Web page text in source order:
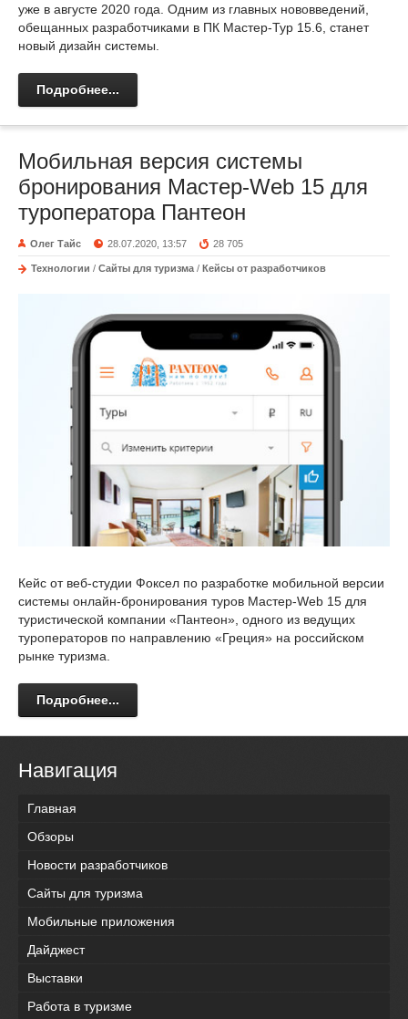
уже в августе 2020 года. Одним из главных нововведений,
обещанных разработчиками в ПК Мастер-Тур 15.6, станет
новый дизайн системы.
Подробнее...
Мобильная версия системы
бронирования Мастер-Web 15 для
туроператора Пантеон
Олег Тайс 28.07.2020, 13:57 28 705
Технологии / Сайты для туризма / Кейсы от разработчиков
Кейс от веб-студии Фоксел по разработке мобильной версии
системы онлайн-бронирования туров Мастер-Web 15 для
туристической компании «Пантеон», одного из ведущих
туроператоров по направлению «Греция» на российском
рынке туризма.
Подробнее...
Навигация
Главная
Обзоры
Новости разработчиков
Сайты для туризма
Мобильные приложения
Дайджест
Выставки
Работа в туризме